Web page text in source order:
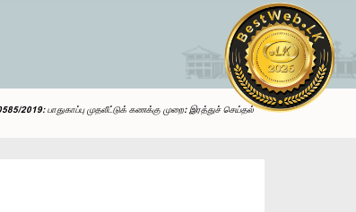
2019: பாதுகாப்பு முதலீட்டுக் கணக்கு முறை: இரத்துச் செய்தல்